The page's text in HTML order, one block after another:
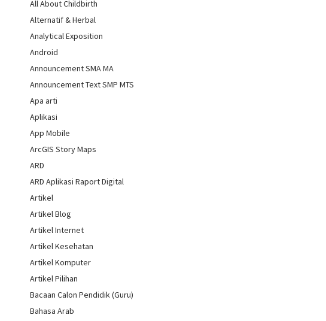
All About Childbirth
Alternatif & Herbal
Analytical Exposition
Android
Announcement SMA MA
Announcement Text SMP MTS
Apa arti
Aplikasi
App Mobile
ArcGIS Story Maps
ARD
ARD Aplikasi Raport Digital
Artikel
Artikel Blog
Artikel Internet
Artikel Kesehatan
Artikel Komputer
Artikel Pilihan
Bacaan Calon Pendidik (Guru)
Bahasa Arab